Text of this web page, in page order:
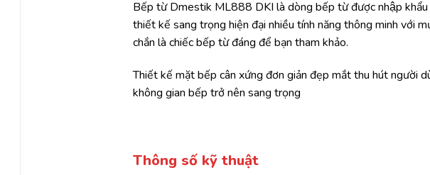
Bếp từ Dmestik ML888 DKI là dòng bếp từ được nhập khẩu
thiết kế sang trọng hiện đại nhiều tính năng thông minh với
chắn là chiếc bếp từ đáng để bạn tham khảo.
Thiết kế mặt bếp cân xứng đơn giản đẹp mắt thu hút người
không gian bếp trở nên sang trọng
Thông số kỹ thuật